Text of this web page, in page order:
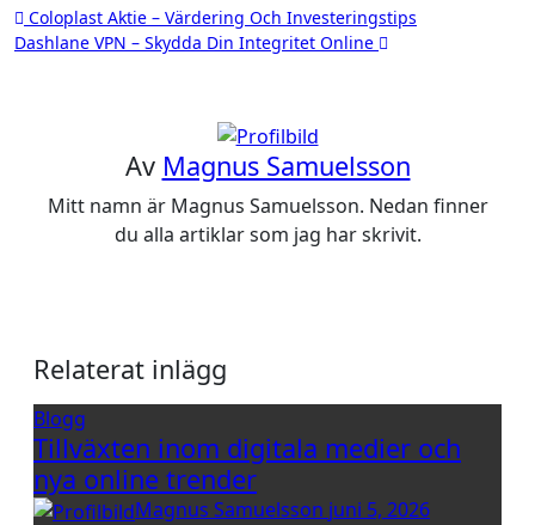
Inläggsnavigering
Coloplast Aktie – Värdering Och Investeringstips
Dashlane VPN – Skydda Din Integritet Online
Av Magnus Samuelsson
Mitt namn är Magnus Samuelsson. Nedan finner
du alla artiklar som jag har skrivit.
Relaterat inlägg
Blogg
Tillväxten inom digitala medier och
nya online trender
Magnus Samuelsson juni 5, 2026